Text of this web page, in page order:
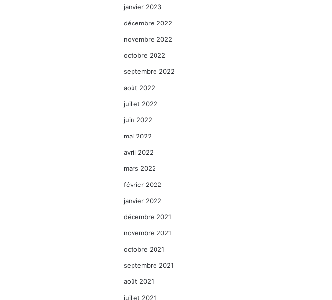
janvier 2023
décembre 2022
novembre 2022
octobre 2022
septembre 2022
août 2022
juillet 2022
juin 2022
mai 2022
avril 2022
mars 2022
février 2022
janvier 2022
décembre 2021
novembre 2021
octobre 2021
septembre 2021
août 2021
juillet 2021